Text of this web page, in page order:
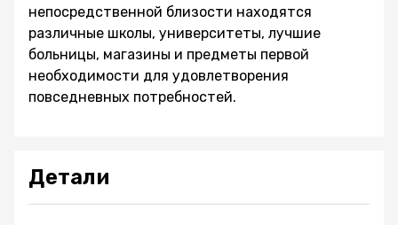
непосредственной близости находятся
различные школы, университеты, лучшие
больницы, магазины и предметы первой
необходимости для удовлетворения
повседневных потребностей.
Детали